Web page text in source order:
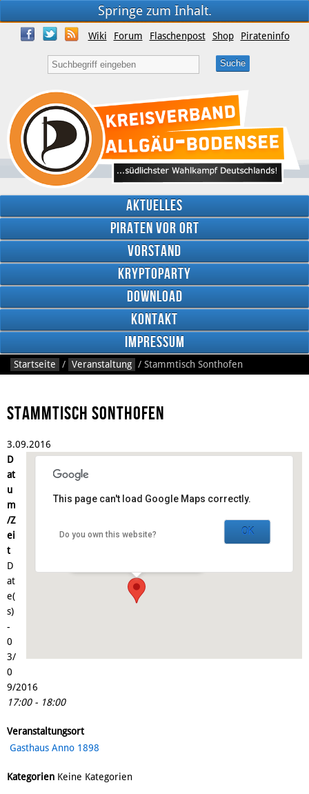
Springe zum Inhalt.
Facebook
RSS
Wiki Forum Flaschenpost Shop Pirateninfo
Aktuelles
Piraten vor Ort
Vorstand
Kryptoparty
Download
Kontakt
Impressum
Startseite / Veranstaltung / Stammtisch Sonthofen
Stammtisch Sonthofen
3.09.2016
Gasthaus Anno 1898
Schnitzerstraße 3 - Sonthofen
This page can't load Google Maps correctly.
Do you own this website? OK
D
at
u
m
/Z
ei
t
D
at
e(
s)
-
0
3/
0
9/2016
17:00 - 18:00
Veranstaltungsort
Gasthaus Anno 1898
Kategorien Keine Kategorien